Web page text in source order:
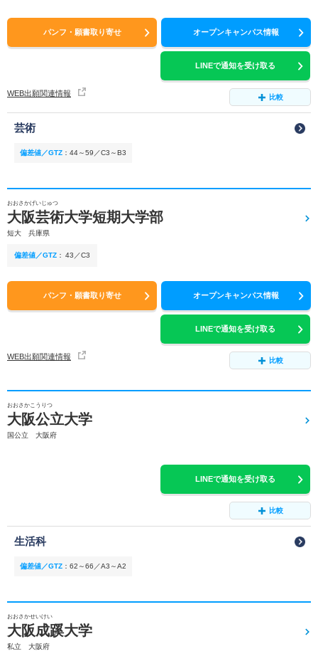
パンフ・願書取り寄せ オープンキャンパス情報
LINEで通知を受け取る
WEB出願関連情報 比較
芸術
偏差値／GTZ ： 44～59／C3～B3
おおさかげいじゅつ
大阪芸術大学短期大学部
短大 兵庫県
偏差値／GTZ ： 43／C3
パンフ・願書取り寄せ オープンキャンパス情報
LINEで通知を受け取る
WEB出願関連情報 比較
おおさかこうりつ
大阪公立大学
国公立 大阪府
LINEで通知を受け取る
比較
生活科
偏差値／GTZ ： 62～66／A3～A2
おおさかせいけい
大阪成蹊大学
私立 大阪府